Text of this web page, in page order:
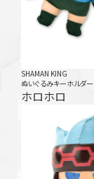
SHAMAN KING
ぬいぐるみキーホルダー
ホロホロ